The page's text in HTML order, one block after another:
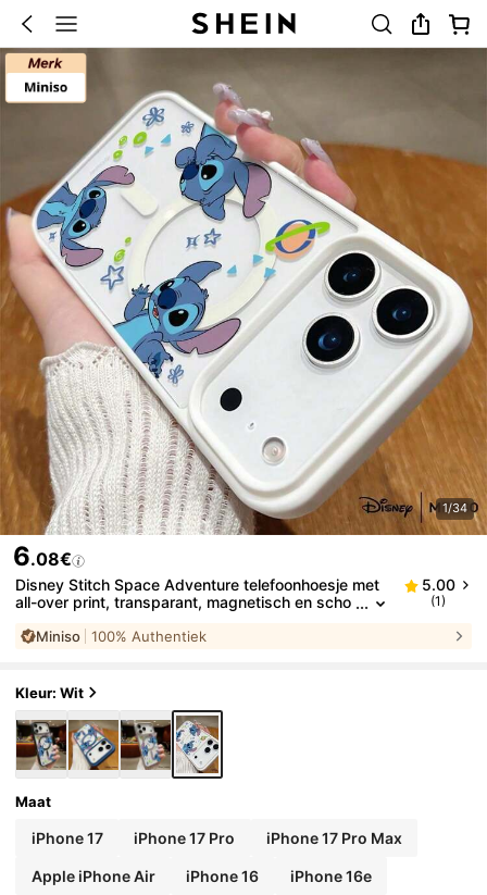
1/34
6.08€
Disney Stitch Space Adventure telefoonhoesje met
all-over print, transparant, magnetisch en scho
7 Pro/17 Air/17/16/15/14/13/12/11/X/XS Pro/Pro Max
cadeautje voor in de kerstsok of voor je vriendin.
5.00
(1)
Miniso 100% Authentiek
Kleur: Wit
Maat
iPhone 17 iPhone 17 Pro iPhone 17 Pro Max
Apple iPhone Air iPhone 16 iPhone 16e